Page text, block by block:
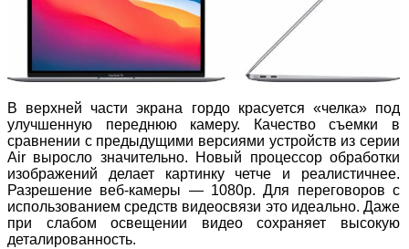
В верхней части экрана гордо красуется «челка» под
улучшенную переднюю камеру. Качество съемки в
сравнении с предыдущими версиями устройств из серии
Air выросло значительно. Новый процессор обработки
изображений делает картинку четче и реалистичнее.
Разрешение веб-камеры — 1080p. Для переговоров с
использованием средств видеосвязи это идеально. Даже
при слабом освещении видео сохраняет высокую
деталированность.